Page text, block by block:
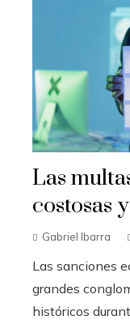
Las
costosas
Gabriel Ibarra
Las sanciones
grandes
históricos